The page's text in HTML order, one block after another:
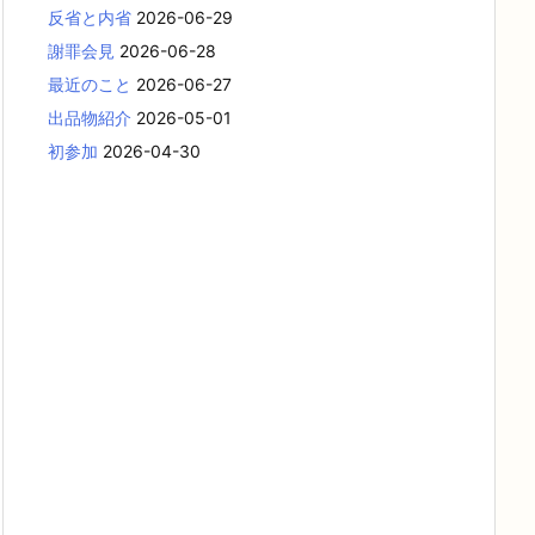
反省と内省 2026-06-29
謝罪会見 2026-06-28
最近のこと 2026-06-27
出品物紹介 2026-05-01
初参加 2026-04-30